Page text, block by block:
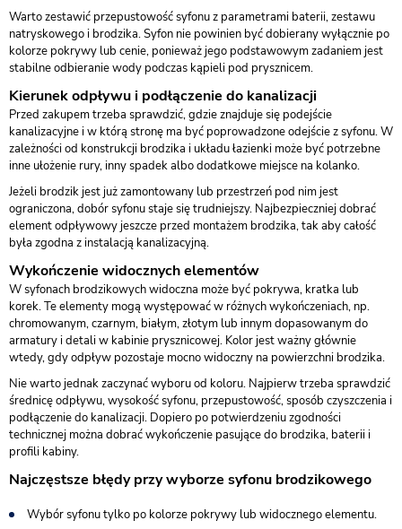
Warto zestawić przepustowość syfonu z parametrami baterii, zestawu
natryskowego i brodzika. Syfon nie powinien być dobierany wyłącznie po
kolorze pokrywy lub cenie, ponieważ jego podstawowym zadaniem jest
stabilne odbieranie wody podczas kąpieli pod prysznicem.
Kierunek odpływu i podłączenie do kanalizacji
Przed zakupem trzeba sprawdzić, gdzie znajduje się podejście
kanalizacyjne i w którą stronę ma być poprowadzone odejście z syfonu. W
zależności od konstrukcji brodzika i układu łazienki może być potrzebne
inne ułożenie rury, inny spadek albo dodatkowe miejsce na kolanko.
Jeżeli brodzik jest już zamontowany lub przestrzeń pod nim jest
ograniczona, dobór syfonu staje się trudniejszy. Najbezpieczniej dobrać
element odpływowy jeszcze przed montażem brodzika, tak aby całość
była zgodna z instalacją kanalizacyjną.
Wykończenie widocznych elementów
W syfonach brodzikowych widoczna może być pokrywa, kratka lub
korek. Te elementy mogą występować w różnych wykończeniach, np.
chromowanym, czarnym, białym, złotym lub innym dopasowanym do
armatury i detali w kabinie prysznicowej. Kolor jest ważny głównie
wtedy, gdy odpływ pozostaje mocno widoczny na powierzchni brodzika.
Nie warto jednak zaczynać wyboru od koloru. Najpierw trzeba sprawdzić
średnicę odpływu, wysokość syfonu, przepustowość, sposób czyszczenia i
podłączenie do kanalizacji. Dopiero po potwierdzeniu zgodności
technicznej można dobrać wykończenie pasujące do brodzika, baterii i
profili kabiny.
Najczęstsze błędy przy wyborze syfonu brodzikowego
Wybór syfonu tylko po kolorze pokrywy lub widocznego elementu.